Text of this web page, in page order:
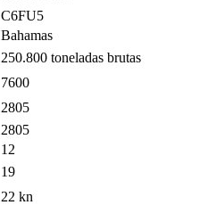
C6FU5
Bahamas
250.800 toneladas brutas
7600
2805
2805
12
19
22 kn